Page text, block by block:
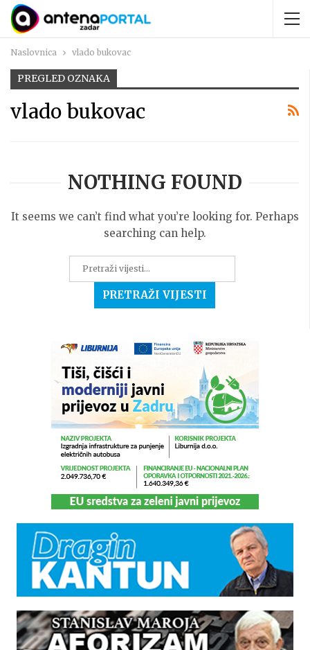
Naslovnica vlado bukovac
PREGLED OZNAKA
vlado bukovac
NOTHING FOUND
It seems we can’t find what you’re looking for. Perhaps
searching can help.